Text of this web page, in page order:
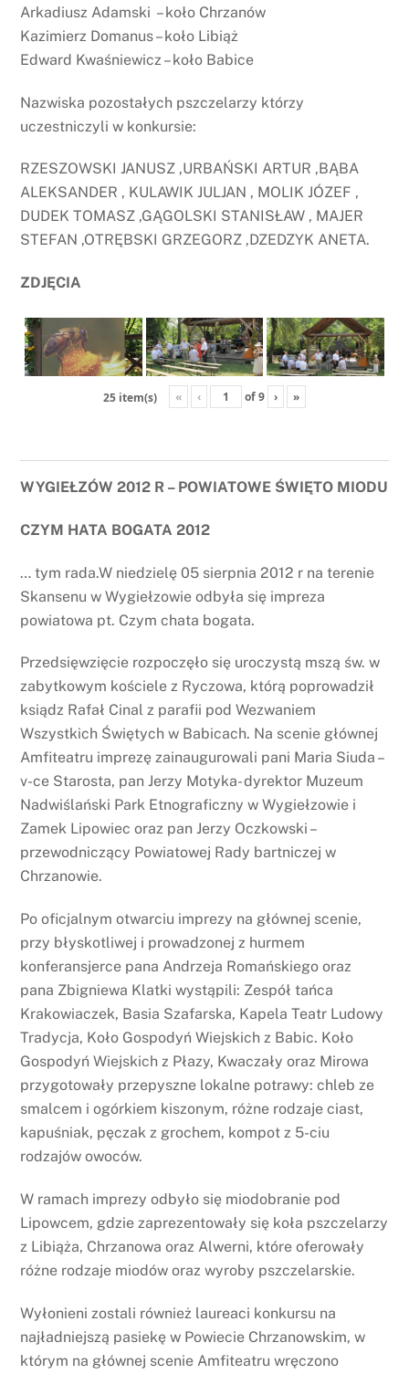
Arkadiusz Adamski – koło Chrzanów
Kazimierz Domanus – koło Libiąż
Edward Kwaśniewicz – koło Babice
Nazwiska pozostałych pszczelarzy którzy
uczestniczyli w konkursie:
RZESZOWSKI JANUSZ ,URBAŃSKI ARTUR ,BĄBA
ALEKSANDER , KULAWIK JULJAN , MOLIK JÓZEF ,
DUDEK TOMASZ ,GĄGOLSKI STANISŁAW , MAJER
STEFAN ,OTRĘBSKI GRZEGORZ ,DZEDZYK ANETA.
ZDJĘCIA
25 item(s) « ‹ of9 › »
WYGIEŁZÓW 2012 R – POWIATOWE ŚWIĘTO MIODU
CZYM HATA BOGATA 2012
… tym rada.W niedzielę 05 sierpnia 2012 r na terenie
Skansenu w Wygiełzowie odbyła się impreza
powiatowa pt. Czym chata bogata.
Przedsięwzięcie rozpoczęło się uroczystą mszą św. w
zabytkowym kościele z Ryczowa, którą poprowadził
ksiądz Rafał Cinal z parafii pod Wezwaniem
Wszystkich Świętych w Babicach. Na scenie głównej
Amfiteatru imprezę zainaugurowali pani Maria Siuda –
v-ce Starosta, pan Jerzy Motyka- dyrektor Muzeum
Nadwiślański Park Etnograficzny w Wygiełzowie i
Zamek Lipowiec oraz pan Jerzy Oczkowski –
przewodniczący Powiatowej Rady bartniczej w
Chrzanowie.
Po oficjalnym otwarciu imprezy na głównej scenie,
przy błyskotliwej i prowadzonej z hurmem
konferansjerce pana Andrzeja Romańskiego oraz
pana Zbigniewa Klatki wystąpili: Zespół tańca
Krakowiaczek, Basia Szafarska, Kapela Teatr Ludowy
Tradycja, Koło Gospodyń Wiejskich z Babic. Koło
Gospodyń Wiejskich z Płazy, Kwaczały oraz Mirowa
przygotowały przepyszne lokalne potrawy: chleb ze
smalcem i ogórkiem kiszonym, różne rodzaje ciast,
kapuśniak, pęczak z grochem, kompot z 5-ciu
rodzajów owoców.
W ramach imprezy odbyło się miodobranie pod
Lipowcem, gdzie zaprezentowały się koła pszczelarzy
z Libiąża, Chrzanowa oraz Alwerni, które oferowały
różne rodzaje miodów oraz wyroby pszczelarskie.
Wyłonieni zostali również laureaci konkursu na
najładniejszą pasiekę w Powiecie Chrzanowskim, w
którym na głównej scenie Amfiteatru wręczono